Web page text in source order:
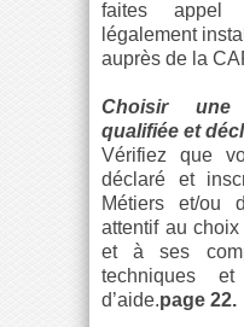
faites appel
légalement
auprès de la
Choisir une
qualifiée et
Vérifiez que
déclaré et
Métiers et/ou
attentif au
et à ses
techniques
d’aide.page 22.